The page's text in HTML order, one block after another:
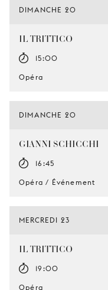
DIMANCHE 20
IL TRITTICO
15:00
Opéra
DIMANCHE 20
GIANNI SCHICCHI
16:45
Opéra / Événement
MERCREDI 23
IL TRITTICO
19:00
Opéra